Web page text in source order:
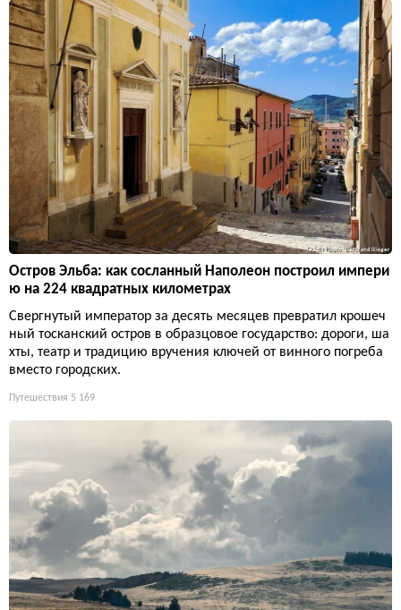
Остров Эльба: как сосланный Наполеон построил импери
ю на 224 квадратных километрах
Свергнутый император за десять месяцев превратил крошеч
ный тосканский остров в образцовое государство: дороги, ша
хты, театр и традицию вручения ключей от винного погреба
вместо городских.
Путешествия 5 169